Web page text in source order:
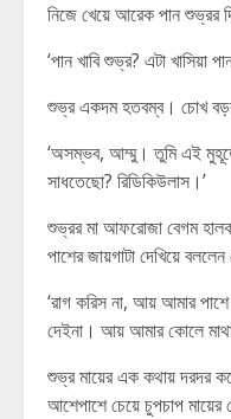
নিজে খেয়ে আরেক পান শুভ্রর
‘পান খাবি শুভ্র? এটা খাসিয়া
শুভ্র একদম হতবম্ব। চোখ
‘অসম্ভব, আম্মু। তুমি এই
সাধতেছো? রিডিকিউলাস।’
শুভ্রর মা আফরোজা বেগম
পাশের জায়গাটা দেখিয়ে
‘রাগ করিস না, আয় আমার
দেইনা। আয় আমার কোলে
শুভ্র মায়ের এক কথায় দরদর
আশেপাশে চেয়ে চুপচাপ